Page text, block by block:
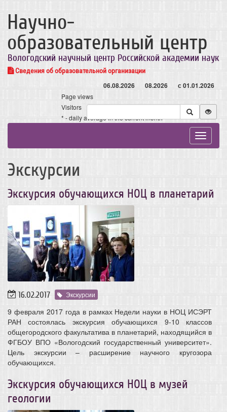
Научно-
образовательный центр
Вологодский научный центр Российской академии наук
Сведения об образовательной организации
06.08.2026 08.2026 с 01.01.2026
Page views
Visitors
* - daily average in the current month
Toggle
Экскурсии
Экскурсия обучающихся НОЦ в планетарий
16.02.2017 Экскурсии
9 февраля 2017 года в рамках Недели науки в НОЦ ИСЭРТ
РАН состоялась экскурсия обучающихся 9-10 классов
общегородского факультатива в планетарий, находящийся в
ФГБОУ ВПО «Вологодский государственный университет».
Цель экскурсии – расширение научного кругозора
обучающихся.
Экскурсия обучающихся НОЦ в музей
геологии